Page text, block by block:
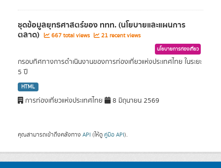
ชุดข้อมูลยุทธศาสตร์ของ ททท. (นโยบายและแผนการ
ตลาด) 667 total views 21 recent views
นโยบายการท่องเที่ยว
กรอบทิศทางการดำเนินงานของการท่องเที่ยวแห่งประเทศไทย ในระยะ
5 ปี
HTML
การท่องเที่ยวแห่งประเทศไทย 8 มิถุนายน 2569
คุณสามารถเข้าถึงคลังทาง API (ให้ดู คู่มือ API).